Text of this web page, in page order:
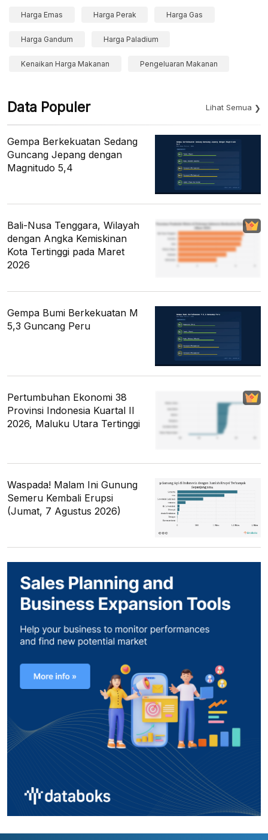
Harga Emas Harga Perak Harga Gas
Harga Gandum Harga Paladium
Kenaikan Harga Makanan Pengeluaran Makanan
Data Populer Lihat Semua
Gempa Berkekuatan Sedang
Guncang Jepang dengan
Magnitudo 5,4
Bali-Nusa Tenggara, Wilayah
dengan Angka Kemiskinan
Kota Tertinggi pada Maret
2026
Gempa Bumi Berkekuatan M
5,3 Guncang Peru
Pertumbuhan Ekonomi 38
Provinsi Indonesia Kuartal II
2026, Maluku Utara Tertinggi
Waspada! Malam Ini Gunung
Semeru Kembali Erupsi
(Jumat, 7 Agustus 2026)